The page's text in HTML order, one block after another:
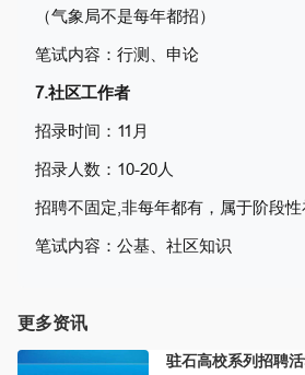
（气象局不是每年都招）
笔试内容：行测、申论
7.社区工作者
招录时间：11月
招录人数：10-20人
招聘不固定,非每年都有，属于阶段性
笔试内容：公基、社区知识
更多资讯
驻石高校系列招聘